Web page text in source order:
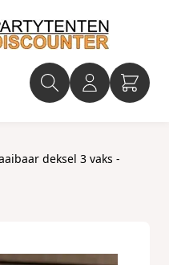
deksel 3 vaks -